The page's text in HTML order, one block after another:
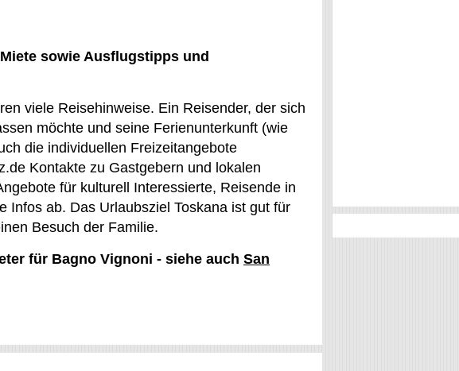
sowie Ausflugstipps und
viele Reisehinweise. Ein Reisender, der sich
möchte und seine Ferienunterkunft (wie
die individuellen Freizeitangebote
Kontakte zu Gastgebern und lokalen
für kulturell Interessierte, Reisende in
Infos ab. Das Urlaubsziel Toskana ist gut für
Besuch der Familie.
für Bagno Vignoni - siehe auch San